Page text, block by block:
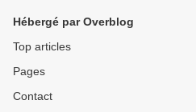
Hébergé par Overblog
Top articles
Pages
Contact